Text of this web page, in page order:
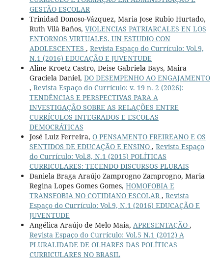
GESTÃO ESCOLAR
Trinidad Donoso-Vázquez, Maria Jose Rubio Hurtado,
Ruth Vilà Baños, VIOLENCIAS PATRIARCALES EN LOS
ENTORNOS VIRTUALES. UN ESTUDIO CON
ADOLESCENTES , Revista Espaço do Currículo: Vol.9,
N.1 (2016) EDUCAÇÃO E JUVENTUDE
Aline Kroetz Castro, Deise Gabriela Bays, Maira
Graciela Daniel, DO DESEMPENHO AO ENGAJAMENTO
, Revista Espaço do Currículo: v. 19 n. 2 (2026):
TENDÊNCIAS E PERSPECTIVAS PARA A
INVESTIGAÇÃO SOBRE AS RELAÇÕES ENTRE
CURRÍCULOS INTEGRADOS E ESCOLAS
DEMOCRÁTICAS
José Luiz Ferreira, O PENSAMENTO FREIREANO E OS
SENTIDOS DE EDUCAÇÃO E ENSINO , Revista Espaço
do Currículo: Vol.8, N.1 (2015) POLÍTICAS
CURRICULARES: TECENDO DISCURSOS PLURAIS
Daniela Braga Araújo Zamprogno Zamprogno, Maria
Regina Lopes Gomes Gomes, HOMOFOBIA E
TRANSFOBIA NO COTIDIANO ESCOLAR, Revista
Espaço do Currículo: Vol.9, N.1 (2016) EDUCAÇÃO E
JUVENTUDE
Angélica Araújo de Melo Maia, APRESENTAÇÃO ,
Revista Espaço do Currículo: Vol.5 N.1 (2012) A
PLURALIDADE DE OLHARES DAS POLÍTICAS
CURRICULARES NO BRASIL